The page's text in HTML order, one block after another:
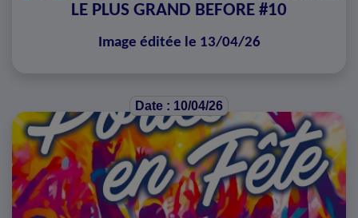
LE PLUS GRAND BEFORE #10
Image éditée le 13/04/26
Date : 10/04/26